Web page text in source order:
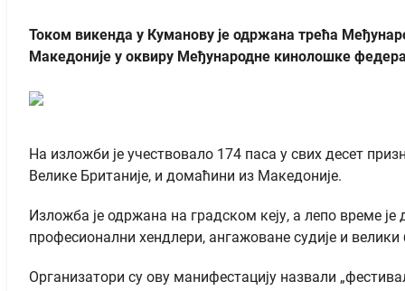
Током викенда у Куманову је одржана трећа
Македоније у оквиру Међународне кинолошке
На изложби је учествовало 174 паса у свих десет
Велике Британије, и домаћини из Македоније.
Изложба је одржана на градском кеју, а лепо време
професионални хендлери, ангажоване судије и
Организатори су ову манифестацију назвали